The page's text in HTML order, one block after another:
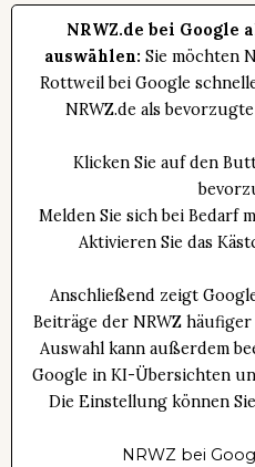
NRWZ.de bei Google
auswählen: Sie möchten
Rottweil bei Google
NRWZ.de als
Klicken Sie auf den
Melden Sie sich bei Bedarf
Aktivieren Sie das
Anschließend zeigt
Beiträge der NRWZ häufiger
Auswahl kann außerdem
Google in KI-Übersichten
Die Einstellung können
NRWZ bei